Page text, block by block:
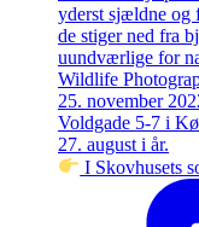
I Skovhusets